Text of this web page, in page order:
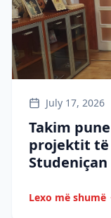
July 17, 2026
Takim
projektit të
Studeniçan
Lexo më shumë